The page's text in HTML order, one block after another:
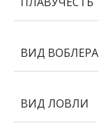
ВИД ВОБЛЕРА
ВИД ЛОВЛИ